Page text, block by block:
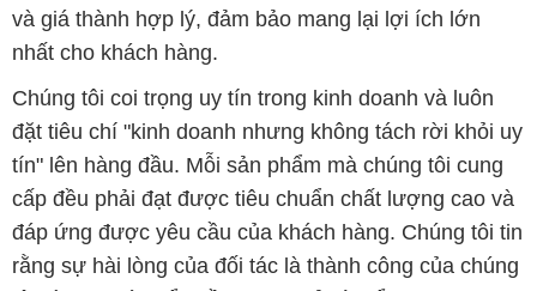
và giá thành hợp lý, đảm bảo mang lại lợi ích lớn
nhất cho khách hàng.
Chúng tôi coi trọng uy tín trong kinh doanh và luôn
đặt tiêu chí "kinh doanh nhưng không tách rời khỏi uy
tín" lên hàng đầu. Mỗi sản phẩm mà chúng tôi cung
cấp đều phải đạt được tiêu chuẩn chất lượng cao và
đáp ứng được yêu cầu của khách hàng. Chúng tôi tin
rằng sự hài lòng của đối tác là thành công của chúng